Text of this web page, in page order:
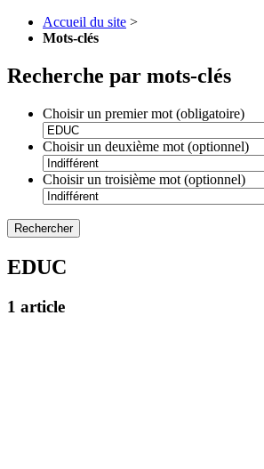
Accueil du site >
Mots-clés
Recherche par mots-clés
Choisir un premier mot (obligatoire)
Choisir un deuxième mot (optionnel)
Choisir un troisième mot (optionnel)
EDUC
1 article